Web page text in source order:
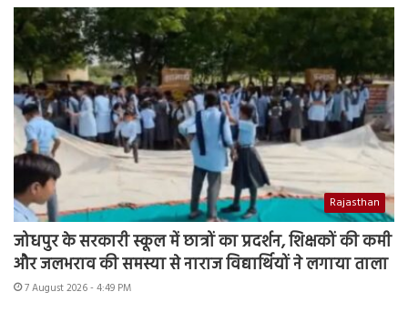
Rajasthan
जोधपुर के सरकारी स्कूल में छात्रों का प्रदर्शन, शिक्षकों की कमी
और जलभराव की समस्या से नाराज विद्यार्थियों ने लगाया ताला
7 August 2026 - 4:49 PM